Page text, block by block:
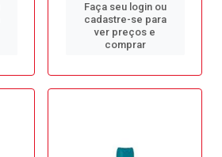
Faça seu login ou
cadastre-se para
ver preços e
comprar